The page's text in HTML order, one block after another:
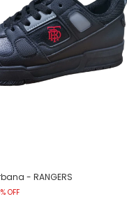
- RANGERS
% OFF